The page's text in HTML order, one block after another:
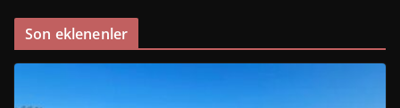
Son eklenenler